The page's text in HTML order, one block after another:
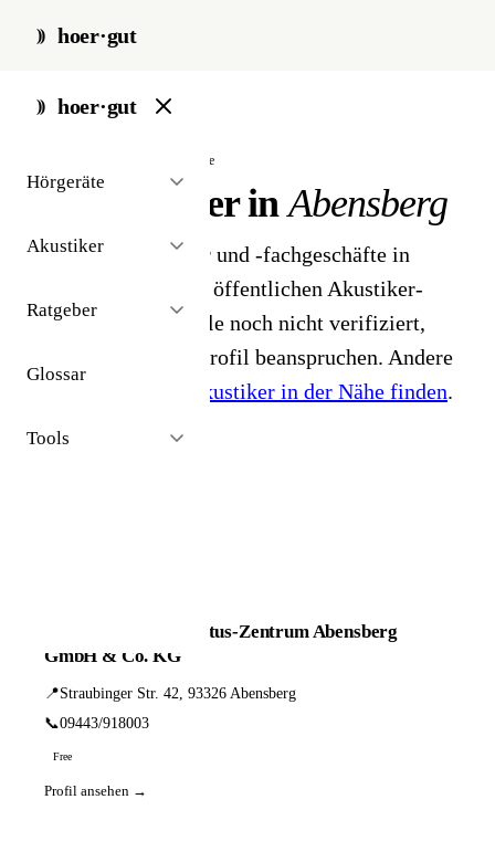
hoer·gut
hoer·gut
Hörgeräte
Akustiker
Ratgeber
Glossar
Tools
start / akustiker / abensberg
// stadt · abensberg · 2 ergebnisse
Hörakustiker inAbensberg
2 Hörgeräteakustiker und -fachgeschäfte in
Abensberg. Aus dem öffentlichen Akustiker-
Bestand 2026 - Profile noch nicht verifiziert,
Inhaber können ihr Profil beanspruchen. Andere
Hörakustiker in der Nähe finden.
auric Hör- und Tinnitus-Zentrum Abensberg
GmbH & Co. KG
📍Straubinger Str. 42, 93326 Abensberg
📞09443/918003
Free
Profil ansehen →